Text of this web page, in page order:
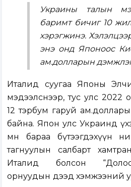
Украины талын
баримт бичиг 10
хэрэгжинэ.
энэ онд Японоос
ам.долларын
Италид суугаа Японы
мэдээлснээр, тус улс 2022
12 тэрбум гаруй
байна. Япон улс Украинд
мөн бараа бүтээгдэхүүн
тагнуулын салбарт
Италид болсон
орнуудын дээд хэмжээний